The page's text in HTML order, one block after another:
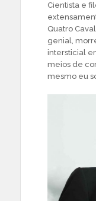
Cientista e
Quatro
genial,
intersticial
meios de
mesmo eu